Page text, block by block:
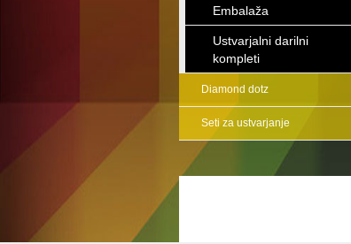
Embalaža
Ustvarjalni darilni
kompleti
Diamond dotz
Seti za ustvarjanje